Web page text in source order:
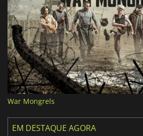
War Mongrels
EM DESTAQUE AGORA